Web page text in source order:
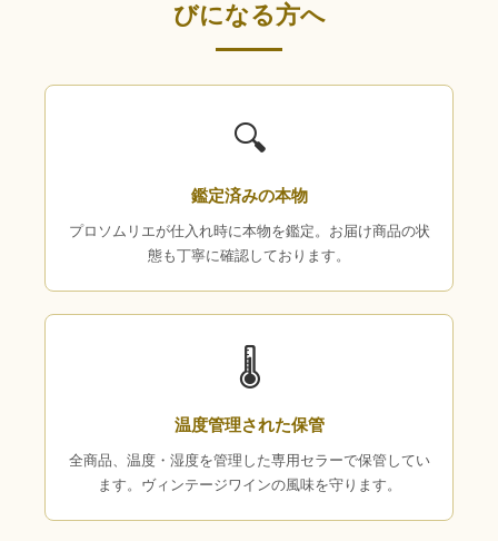
びになる方へ
🔍
鑑定済みの本物
プロソムリエが仕入れ時に本物を鑑定。お届け商品の状
態も丁寧に確認しております。
🌡
温度管理された保管
全商品、温度・湿度を管理した専用セラーで保管してい
ます。ヴィンテージワインの風味を守ります。